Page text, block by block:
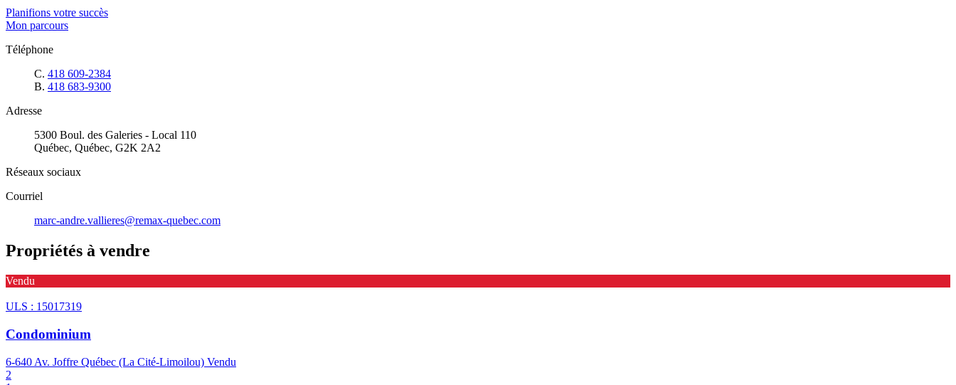
Planifions votre succès
Mon parcours
Téléphone
C. 418 609-2384
B. 418 683-9300
Adresse
5300 Boul. des Galeries - Local 110
Québec, Québec, G2K 2A2
Réseaux sociaux
Courriel
marc-andre.vallieres@remax-quebec.com
Propriétés à vendre
Vendu
ULS : 15017319
Condominium
6-640 Av. Joffre Québec (La Cité-Limoilou) Vendu
2